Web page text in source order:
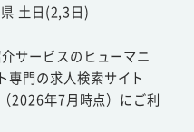
土日(2,3日)
サービスのヒューマニ
専門の求人検索サイト
2026年7月時点）にご利